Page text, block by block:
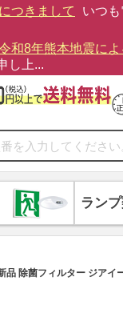
つきまして
いつ
令和8年熊本地震に
し上...
ラン
品 除菌フィルター ジアイ